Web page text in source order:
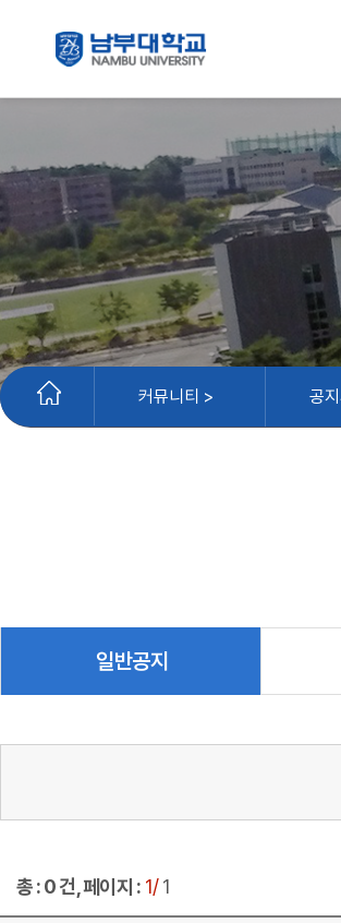
커뮤니티 >
일반공지
총 : 0 건, 페이지 : 1/ 1